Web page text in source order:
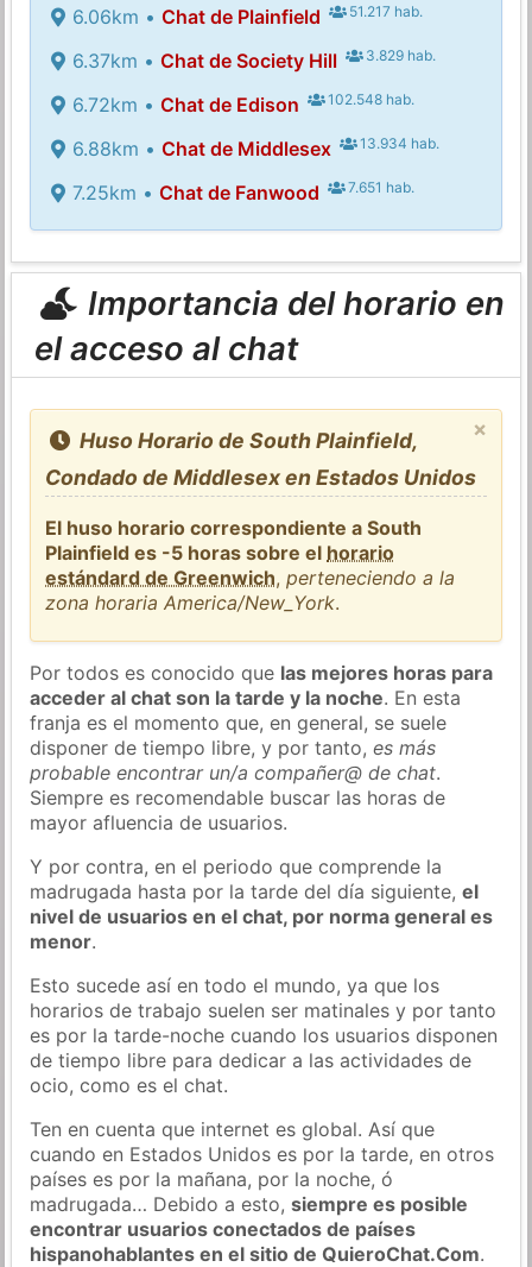
6.06km • Chat de Plainfield 51.217 hab.
6.37km • Chat de Society Hill 3.829 hab.
6.72km • Chat de Edison 102.548 hab.
6.88km • Chat de Middlesex 13.934 hab.
7.25km • Chat de Fanwood 7.651 hab.
Importancia del horario en
el acceso al chat
×
Huso Horario de South Plainfield,
Condado de Middlesex en Estados Unidos
El huso horario correspondiente a South
Plainfield es -5 horas sobre el horario
estándard de Greenwich,perteneciendo a la
zona horaria America/New_York.
Por todos es conocido que las mejores horas para
acceder al chat son la tarde y la noche. En esta
franja es el momento que, en general, se suele
disponer de tiempo libre, y por tanto,es más
probable encontrar un/a compañer@ de chat.
Siempre es recomendable buscar las horas de
mayor afluencia de usuarios.
Y por contra, en el periodo que comprende la
madrugada hasta por la tarde del día siguiente,el
nivel de usuarios en el chat, por norma general es
menor.
Esto sucede así en todo el mundo, ya que los
horarios de trabajo suelen ser matinales y por tanto
es por la tarde-noche cuando los usuarios disponen
de tiempo libre para dedicar a las actividades de
ocio, como es el chat.
Ten en cuenta que internet es global. Así que
cuando en Estados Unidos es por la tarde, en otros
países es por la mañana, por la noche, ó
madrugada… Debido a esto,siempre es posible
encontrar usuarios conectados de países
hispanohablantes en el sitio de QuieroChat.Com.